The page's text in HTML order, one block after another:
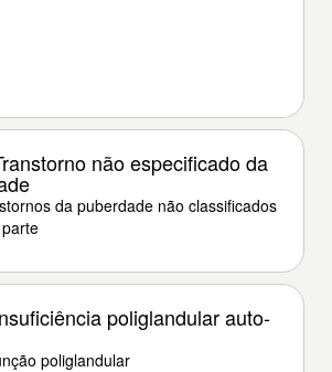
não especificado da
da puberdade não classificados
poliglandular auto-
poliglandular